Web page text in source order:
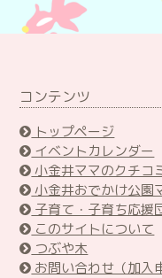
コンテンツ
トップページ
イベントカレンダー
小金井ママのクチコ
小金井おでかけ公園
子育て・子育ち応援
このサイトについて
つぶや木
お問い合わせ（加入